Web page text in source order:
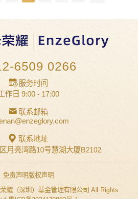
6509 0266
服务时间
作日 9:00 - 17:00
联系邮箱
联系地址
月亮湾路10号慧湖大厦B2102
免责声明版权声明
耀（深圳）基金管理有限公司 All Rights